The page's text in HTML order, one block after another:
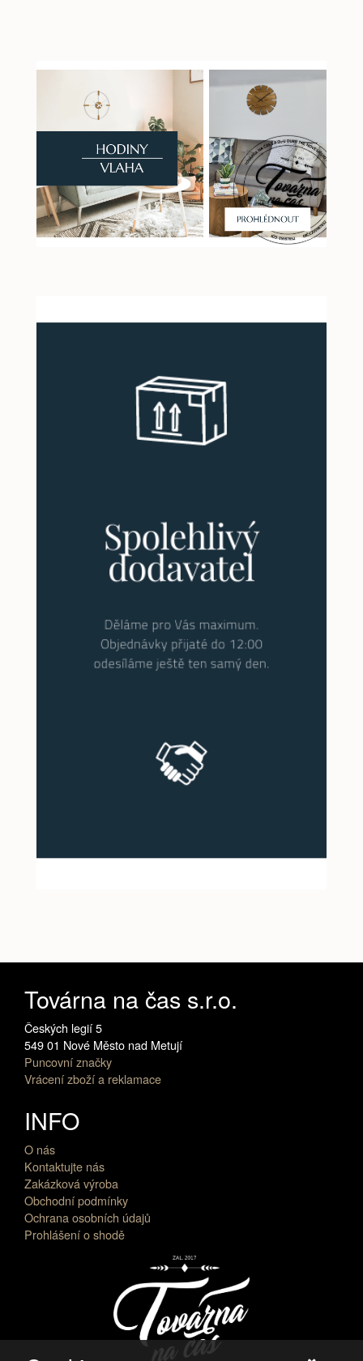
Továrna na čas s.r.o.
Českých legií 5
549 01 Nové Město nad Metují
Puncovní značky
Vrácení zboží a reklamace
INFO
O nás
Kontaktujte nás
Zakázková výroba
Obchodní podmínky
Ochrana osobních údajů
Prohlášení o shodě